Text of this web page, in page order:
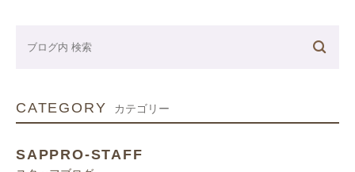
CATEGORY カテゴリー
SAPPRO-STAFF